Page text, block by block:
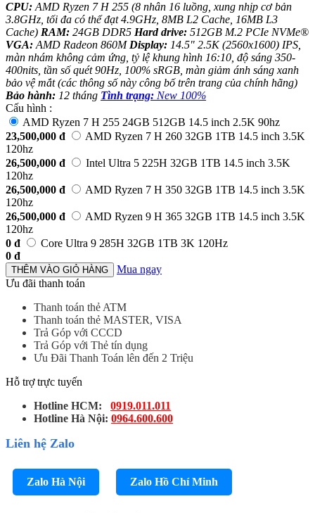
CPU: AMD Ryzen 7 H 255 (8 nhân 16 luồng, xung nhịp cơ bản
3.8GHz, tối đa có thể đạt 4.9GHz, 8MB L2 Cache, 16MB L3
Cache) RAM: 24GB DDR5 Hard drive: 512GB M.2 PCIe NVMe®
VGA: AMD Radeon 860M Display: 14.5" 2.5K (2560x1600) IPS,
màn nhám không cảm ứng, tỷ lệ khung hình 16:10, độ sáng 350-
400nits, tần số quét 90Hz, 100% sRGB, màn giảm ánh sáng xanh
bảo vệ mắt (các thông số này công bố trên trang của chính hãng)
Bảo hành: 12 tháng Tình trạng: New 100%
Cấu hình :
AMD Ryzen 7 H 255 24GB 512GB 14.5 inch 2.5K 90hz
23,500,000 đ
AMD Ryzen 7 H 260 32GB 1TB 14.5 inch 3.5K
120hz
26,500,000 đ
Intel Ultra 5 225H 32GB 1TB 14.5 inch 3.5K
120hz
26,500,000 đ
AMD Ryzen 7 H 350 32GB 1TB 14.5 inch 3.5K
120hz
26,500,000 đ
AMD Ryzen 9 H 365 32GB 1TB 14.5 inch 3.5K
120hz
0 đ
Core Ultra 9 285H 32GB 1TB 3K 120Hz
0 đ
THÊM VÀO GIỎ HÀNG
Mua ngay
Ưu đãi thanh toán
Thanh toán thẻ ATM
Thanh toán thẻ MASTER, VISA
Trả Góp với CCCD
Trả Góp với Thẻ tín dụng
Ưu Đãi Thanh Toán lên đến 2 Triệu
Hỗ trợ trực tuyến
Hotline HCM: 0919.011.011
Hotline Hà Nội: 0964.600.600
Liên hệ Zalo
Zalo Hà Nội Zalo Hồ Chí Minh